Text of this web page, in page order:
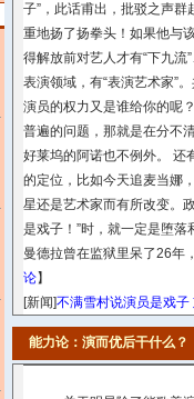
子”，此话甫出，批驳之声
重地扬了扬拳头！如果他与
得解放前对艺人才有“下九流
表演领域，有“表演艺术家”
演员的权力又是谁给你的呢
普遍的问题，那就是在分不
好莱坞的阿诺也不例外。 还
的定位，比如今天追麦当娜
星还是艺术家而有所改变。
是戏子！”时，就一定是堕
曼德拉曾在监狱里呆了26年
论】
[新闻]不满雪村说演员是戏
能力论：演而优后干什么？